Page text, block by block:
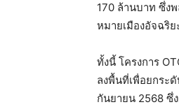
170 ล้านบาท ซึ่ง
หมายเมืองอัจฉริ
ทั้งนี้ โครงการ
ลงพื้นที่เพื่อยกระ
กันยายน 2568 ซึ่